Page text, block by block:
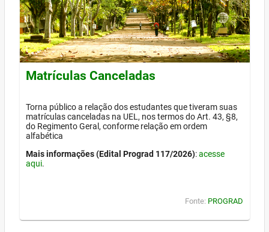
Matrículas Canceladas
Torna público a relação dos estudantes que tiveram suas
matrículas canceladas na UEL, nos termos do Art. 43, §8,
do Regimento Geral, conforme relação em ordem
alfabética
Mais informações (Edital Prograd 117/2026):acesse
aqui.
Fonte: PROGRAD